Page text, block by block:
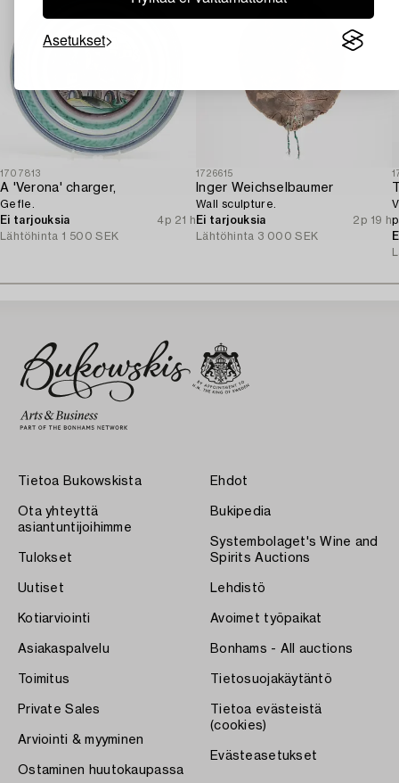
Asetukset
1707813
A 'Verona' charger,
Gefle.
Ei tarjouksia
4p 21 h
Lähtöhinta 1 500 SEK
1726615
Inger Weichselbaumer
Wall sculpture.
Ei tarjouksia
2p 19 h
Lähtöhinta 3 000 SEK
Tietoa Bukowskista
Ota yhteyttä
asiantuntijoihimme
Tulokset
Uutiset
Kotiarviointi
Asiakaspalvelu
Toimitus
Private Sales
Arviointi & myyminen
Ostaminen huutokaupassa
Ehdot
Bukipedia
Systembolaget's Wine and
Spirits Auctions
Lehdistö
Avoimet työpaikat
Bonhams - All auctions
Tietosuojakäytäntö
Tietoa evästeistä
(cookies)
Evästeasetukset